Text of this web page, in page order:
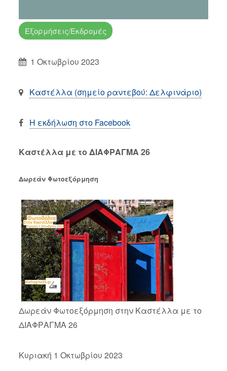
Εξορμήσεις/Εκδρομές
1 Οκτωβρίου 2023
Καστέλλα (σημείο ραντεβού: Δελφινάριο)
Η εκδήλωση στο Facebook
Καστέλλα με το ΔΙΑΦΡΑΓΜΑ 26
Δωρεάν Φωτοεξόρμηση
Δωρεάν Φωτοεξόρμηση στην Καστέλλα με το
ΔΙΑΦΡΑΓΜΑ 26
Κυριακή 1 Οκτωβρίου 2023